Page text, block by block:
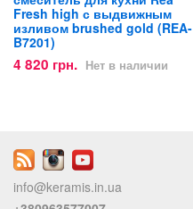
Fresh high с выдвижным
изливом brushed gold (REA-
B7201)
4 820 грн. Нет в наличии
info@keramis.in.ua